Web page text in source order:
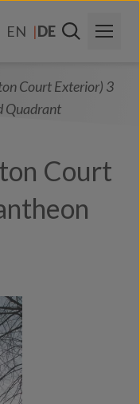
EN
DE
Court Exterior) 3
Quadrant
Court